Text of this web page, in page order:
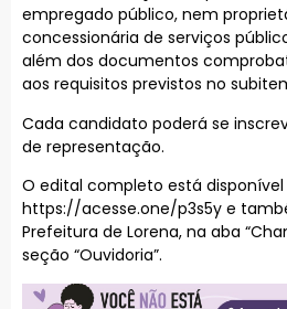
empregado público, nem
concessionária de serviços
além dos documentos
aos requisitos previstos no
Cada candidato poderá se
de representação.
O edital completo está disponível
https://acesse.one/p3s5y e
Prefeitura de Lorena, na aba
seção “Ouvidoria”.